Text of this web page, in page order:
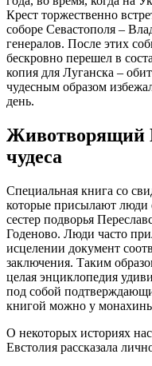
Крест торжественно
соборе Севастополя –
генералов. После этих
бескровно перешел в
копия для Луганска –
чудесным образом
день.
Животворящий
чудеса
Специальная книга со
которые присылают люди
сестер подворья
Годеново. Люди часто
исцелении документ
заключения. Таким
целая энциклопедия
под собой
книгой можно у монахинь
О некоторых историях
Евстолия рассказала